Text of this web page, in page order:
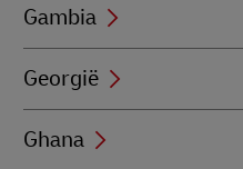
Gambia
Georgië
Ghana